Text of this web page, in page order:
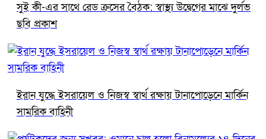
সুই কী-এর সাথে রেড ক্রসের বৈঠক: স্বাস্থ্য উদ্বেগের মাঝে দুর্লভ
ছবি প্রকাশ
ইরান যুদ্ধে ইসরায়েল ও নিজস্ব স্বার্থ রক্ষায় টানাপোড়েনে মার্কিন
সামরিক বাহিনী